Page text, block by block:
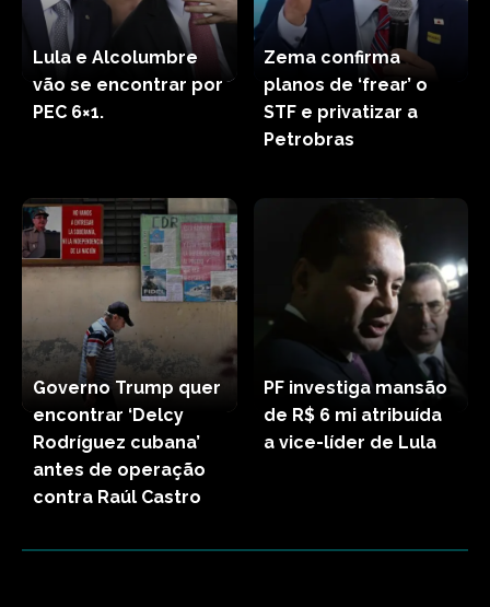
Lula e Alcolumbre
vão se encontrar por
PEC 6×1.
Zema confirma
planos de ‘frear’ o
STF e privatizar a
Petrobras
Governo Trump quer
encontrar ‘Delcy
Rodríguez cubana’
antes de operação
contra Raúl Castro
PF investiga mansão
de R$ 6 mi atribuída
a vice-líder de Lula